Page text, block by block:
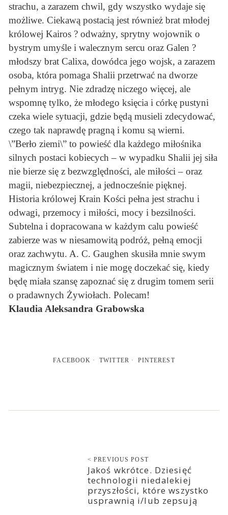
strachu, a zarazem chwil, gdy wszystko wydaje się
możliwe. Ciekawą postacią jest również brat młodej
królowej Kairos ? odważny, sprytny wojownik o
bystrym umyśle i walecznym sercu oraz Galen ?
młodszy brat Calixa, dowódca jego wojsk, a zarazem
osoba, która pomaga Shalii przetrwać na dworze
pełnym intryg. Nie zdradzę niczego więcej, ale
wspomnę tylko, że młodego księcia i córkę pustyni
czeka wiele sytuacji, gdzie będą musieli zdecydować,
czego tak naprawdę pragną i komu są wierni.
\”Berło ziemi\” to powieść dla każdego miłośnika
silnych postaci kobiecych – w wypadku Shalii jej siła
nie bierze się z bezwzględności, ale miłości – oraz
magii, niebezpiecznej, a jednocześnie pięknej.
Historia królowej Krain Kości pełna jest strachu i
odwagi, przemocy i miłości, mocy i bezsilności.
Subtelna i dopracowana w każdym calu powieść
zabierze was w niesamowitą podróż, pełną emocji
oraz zachwytu. A. C. Gaughen skusiła mnie swym
magicznym światem i nie mogę doczekać się, kiedy
będę miała szansę zapoznać się z drugim tomem serii
o pradawnych Żywiołach. Polecam!
Klaudia Aleksandra Grabowska
FACEBOOK TWITTER PINTEREST
< PREVIOUS POST
Jakoś wkrótce. Dziesięć
technologii niedalekiej
przyszłości, które wszystko
usprawnią i/lub zepsują